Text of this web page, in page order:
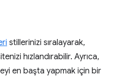
stillerinizi sıralayarak,
hızlandırabilir. Ayrıca,
en başta yapmak için bir